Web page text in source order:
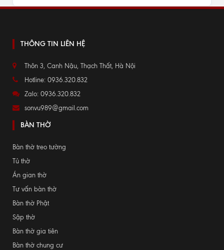
THÔNG TIN LIÊN HỆ
Thôn 3, Canh Nậu, Thạch Thất, Hà Nội
Hotline: 0936.320.832
Zalo: 0936.320.832
sonvu989@gmail.com
BÀN THỜ
Bàn thờ treo tường
Tủ thờ
Án gian thờ
Tư vấn bàn thờ
Bàn thờ Phật
Sập thờ
Bàn thờ gia tiên
Bàn thờ chung cư